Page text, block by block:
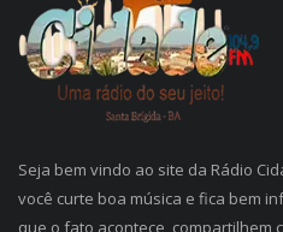
Seja bem vindo ao site da Rádio
você curte boa música e fica bem
que o fato acontece, compartilhem